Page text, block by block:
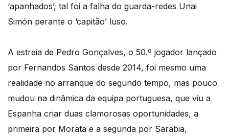
‘apanhados’, tal foi a falha do guarda-redes Unai
Simón perante o ‘capitão’ luso.
A estreia de Pedro Gonçalves, o 50.º jogador lançado
por Fernandos Santos desde 2014, foi mesmo uma
realidade no arranque do segundo tempo, mas pouco
mudou na dinâmica da equipa portuguesa, que viu a
Espanha criar duas clamorosas oportunidades, a
primeira por Morata e a segunda por Sarabia,